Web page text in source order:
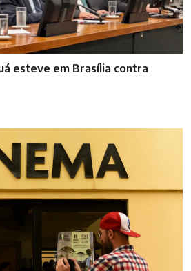
esteve em Brasília contra